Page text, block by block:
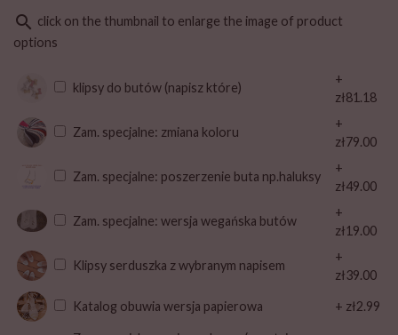
search click on the thumbnail to enlarge the image of product
options
klipsy do butów (napisz które)
+
zł81.18
Zam. specjalne: zmiana koloru
+
zł79.00
Zam. specjalne: poszerzenie buta np.haluksy
+
zł49.00
Zam. specjalne: wersja wegańska butów
+
zł19.00
Klipsy serduszka z wybranym napisem
+
zł39.00
Katalog obuwia wersja papierowa + zł2.99